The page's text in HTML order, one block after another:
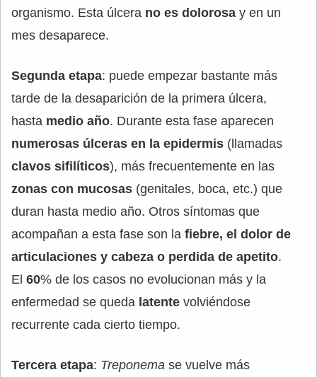
organismo. Esta úlcera no es dolorosa y en un
mes desaparece.
Segunda etapa: puede empezar bastante más
tarde de la desaparición de la primera úlcera,
hasta medio año. Durante esta fase aparecen
numerosas úlceras en la epidermis (llamadas
clavos sifilíticos), más frecuentemente en las
zonas con mucosas (genitales, boca, etc.) que
duran hasta medio año. Otros síntomas que
acompañan a esta fase son la fiebre, el dolor de
articulaciones y cabeza o perdida de apetito.
El 60% de los casos no evolucionan más y la
enfermedad se queda latente volviéndose
recurrente cada cierto tiempo.
Tercera etapa: Treponema se vuelve más